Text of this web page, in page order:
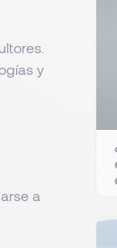
y
a